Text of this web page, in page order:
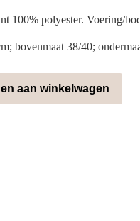
100% polyester. Voering/
bovenmaat 38/40;
aan winkelwagen